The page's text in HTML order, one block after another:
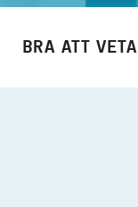
BRA ATT VETA